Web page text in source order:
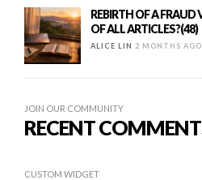
REBIRTH OF A
OF ALL ARTICLES?(48)
ALICE LIN 2 MONTHS AGO
JOIN OUR COMMUNITY
RECENT
CUSTOM WIDGET